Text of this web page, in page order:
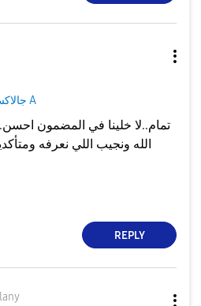
جالاكسى A
تمام..لا خلينا في المضمون
الله ونجيب اللي نعرفه
REPLY
any